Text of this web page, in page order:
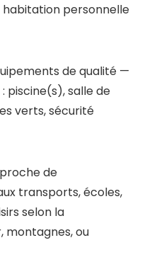
personnelle
de qualité —
piscine(s), salle de
verts, sécurité
de
transports, écoles,
selon la
montagnes, ou